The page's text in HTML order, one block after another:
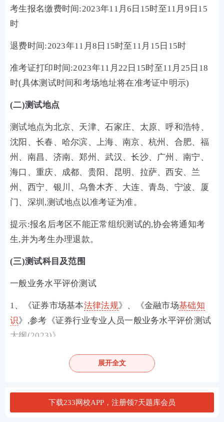
考生报名缴费时间:2023年11月6日15时至11月9日15
时
退费时间:2023年11月8日15时至11月15日15时
准考证打印时间:2023年11月22日15时至11月25日18
时(具体测试时间和考场地址将在准考证中明示)
(二)测试地点
测试地点为北京、天津、石家庄、太原、呼和浩特、
沈阳、长春、哈尔滨、上海、南京、杭州、合肥、福
州、南昌、济南、郑州、武汉、长沙、广州、南宁、
海口、重庆、成都、贵阳、昆明、拉萨、西安、兰
州、西宁、银川、乌鲁木齐、大连、青岛、宁波、厦
门、深圳,测试地点以准考证为准。
提示:报名后考区不能正常组织测试的,协会将通知考
生,并为考生办理退款。
(三)测试科目及范围
一般业务水平评价测试
1、《证券市场基本法律法规》、《金融市场基础知
识》,参考《证券行业专业人员一般业务水平评价测试
大纲(2023)》。
高级管理人员水平评价测试
公司高级管理人员水平评价测试大纲(2022)》。
展开全文
下载233网校APP，注册领7天题库会员